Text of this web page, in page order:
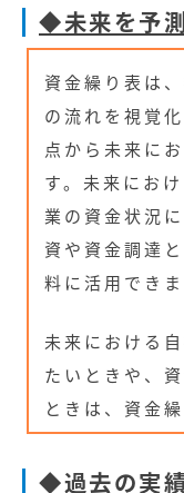
◆未来を予
資金繰り表は
の流れを視覚
点から未来に
す。未来にお
業の資金状況
資や資金調達
料に活用できま
未来における
たいときや、
ときは、資金
◆過去の実